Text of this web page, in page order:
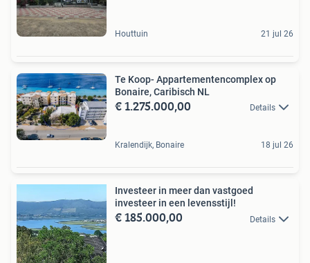
Houttuin 21 jul 26
Te Koop- Appartementencomplex op
Bonaire, Caribisch NL
€ 1.275.000,00 Details
Kralendijk, Bonaire 18 jul 26
Investeer in meer dan vastgoed
investeer in een levensstijl!
€ 185.000,00 Details